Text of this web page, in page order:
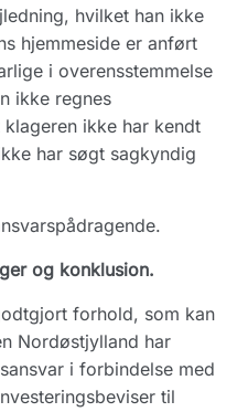
hvilket han ikke
hjemmeside er anført
i overensstemmelse
ikke regnes
ikke har kendt
har søgt sagkyndig
og konklusion.
forhold, som kan
Nordøstjylland har
i forbindelse med
til